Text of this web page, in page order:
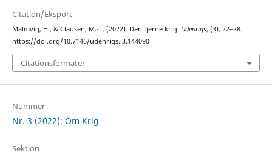
Citation/Eksport
Malmvig, H., & Clausen, M.-L. (2022). Den fjerne krig. Udenrigs, (3), 22–28.
https://doi.org/10.7146/udenrigs.i3.144090
Citationsformater
Nummer
Nr. 3 (2022): Om Krig
Sektion